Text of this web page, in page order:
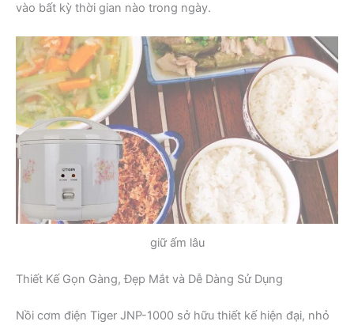
vào bất kỳ thời gian nào trong ngày.
giữ ấm lâu
Thiết Kế Gọn Gàng, Đẹp Mắt và Dễ Dàng Sử Dụng
Nồi cơm điện Tiger JNP-1000 sở hữu thiết kế hiện đại, nhỏ